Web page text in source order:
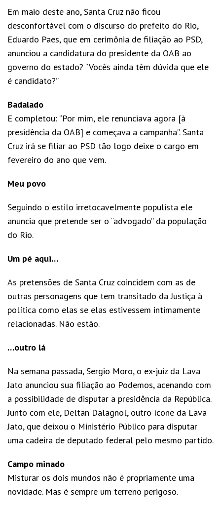
Em maio deste ano, Santa Cruz não ficou
desconfortável com o discurso do prefeito do Rio,
Eduardo Paes, que em cerimônia de filiação ao PSD,
anunciou a candidatura do presidente da OAB ao
governo do estado? “Vocês ainda têm dúvida que ele
é candidato?”
Badalado
E completou: “Por mim, ele renunciava agora [à
presidência da OAB] e começava a campanha”. Santa
Cruz irá se filiar ao PSD tão logo deixe o cargo em
fevereiro do ano que vem.
Meu povo
Seguindo o estilo irretocavelmente populista ele
anuncia que pretende ser o “advogado” da população
do Rio.
Um pé aqui…
As pretensões de Santa Cruz coincidem com as de
outras personagens que tem transitado da Justiça à
política como elas se elas estivessem intimamente
relacionadas. Não estão.
…outro lá
Na semana passada, Sergio Moro, o ex-juiz da Lava
Jato anunciou sua filiação ao Podemos, acenando com
a possibilidade de disputar a presidência da República.
Junto com ele, Deltan Dalagnol, outro ícone da Lava
Jato, que deixou o Ministério Público para disputar
uma cadeira de deputado federal pelo mesmo partido.
Campo minado
Misturar os dois mundos não é propriamente uma
novidade. Mas é sempre um terreno perigoso.